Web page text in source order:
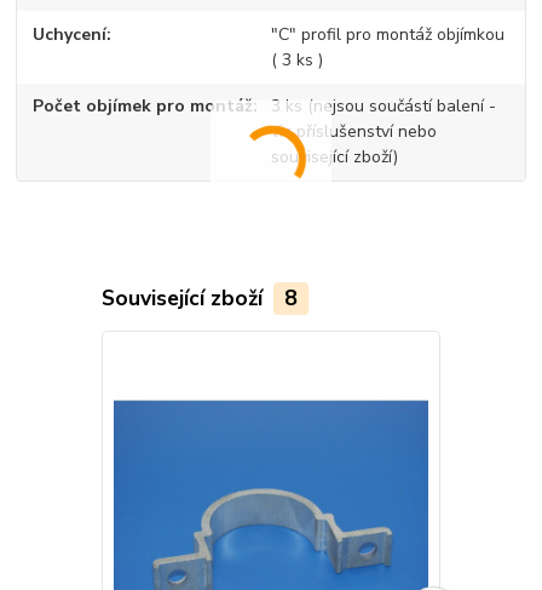
Uchycení
"C" profil pro montáž objímkou
( 3 ks )
Počet objímek pro montáž
3 ks (nejsou součástí balení -
viz příslušenství nebo
související zboží)
Související zboží 8